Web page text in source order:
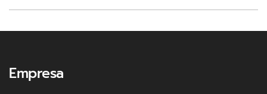
Empresa